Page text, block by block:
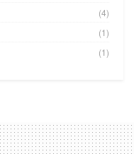
(4)
(1)
(1)